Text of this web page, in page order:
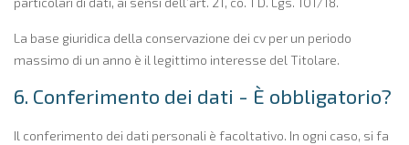
La base giuridica della conservazione dei cv per un periodo
massimo di un anno è il legittimo interesse del Titolare.
6. Conferimento dei dati - È obbligatorio?
Il conferimento dei dati personali è facoltativo. In ogni caso, si fa